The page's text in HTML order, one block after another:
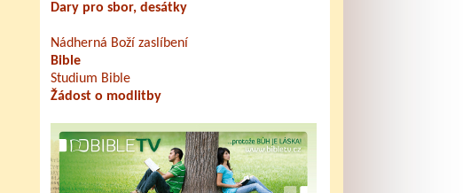
Dary pro sbor, desátky
Nádherná Boží zaslíbení
Bible
Studium Bible
Žádost o modlitby